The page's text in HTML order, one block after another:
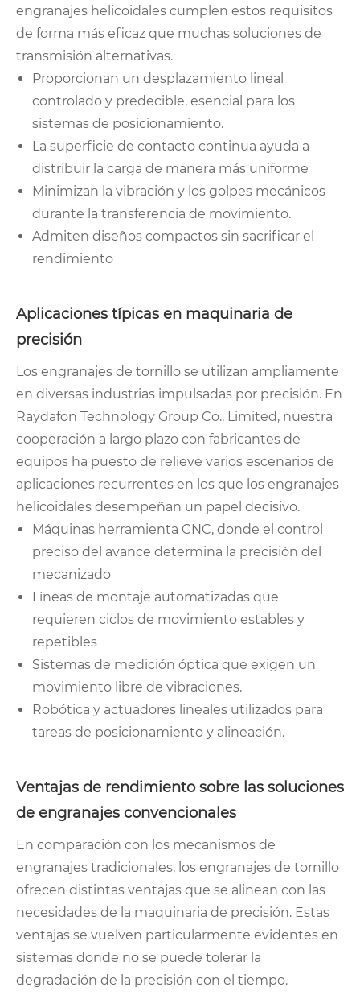
engranajes helicoidales cumplen estos requisitos
de forma más eficaz que muchas soluciones de
transmisión alternativas.
Proporcionan un desplazamiento lineal
controlado y predecible, esencial para los
sistemas de posicionamiento.
La superficie de contacto continua ayuda a
distribuir la carga de manera más uniforme
Minimizan la vibración y los golpes mecánicos
durante la transferencia de movimiento.
Admiten diseños compactos sin sacrificar el
rendimiento
Aplicaciones típicas en maquinaria de
precisión
Los engranajes de tornillo se utilizan ampliamente
en diversas industrias impulsadas por precisión. En
Raydafon Technology Group Co., Limited, nuestra
cooperación a largo plazo con fabricantes de
equipos ha puesto de relieve varios escenarios de
aplicaciones recurrentes en los que los engranajes
helicoidales desempeñan un papel decisivo.
Máquinas herramienta CNC, donde el control
preciso del avance determina la precisión del
mecanizado
Líneas de montaje automatizadas que
requieren ciclos de movimiento estables y
repetibles
Sistemas de medición óptica que exigen un
movimiento libre de vibraciones.
Robótica y actuadores lineales utilizados para
tareas de posicionamiento y alineación.
Ventajas de rendimiento sobre las soluciones
de engranajes convencionales
En comparación con los mecanismos de
engranajes tradicionales, los engranajes de tornillo
ofrecen distintas ventajas que se alinean con las
necesidades de la maquinaria de precisión. Estas
ventajas se vuelven particularmente evidentes en
sistemas donde no se puede tolerar la
degradación de la precisión con el tiempo.